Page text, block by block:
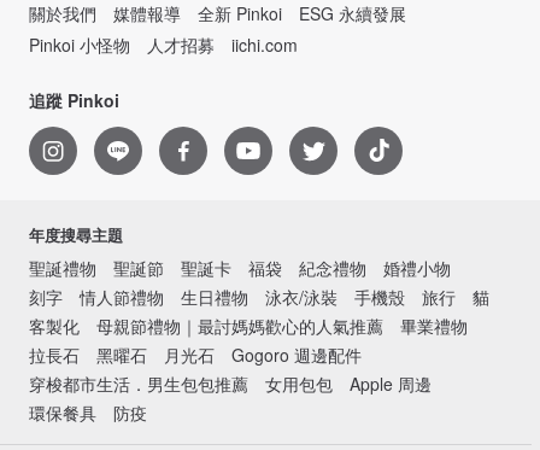
關於我們
媒體報導 全新 Pinkoi
ESG 永續發展
Pinkoi 小怪物
人才招募 iichi.com
追蹤 Pinkoi
年度搜尋主題
聖誕禮物 聖誕節 聖誕卡 福袋 紀念禮物
婚禮小物
刻字
情人節禮物 生日禮物 泳衣/泳裝 手機殼 旅行
貓
客製化
母親節禮物｜最討媽媽歡心的人氣推薦
畢業禮物
拉長石
黑曜石 月光石
Gogoro 週邊配件
穿梭都市生活．男生包包推薦
女用包包
Apple 周邊
環保餐具
防疫